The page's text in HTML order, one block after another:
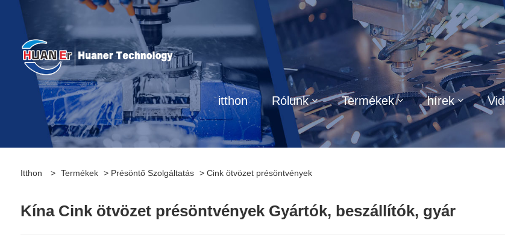
itthon Rólunk Termékek hírek
Itthon > Termékek > Présöntő Szolgáltatás > Cink ötvözet présöntvények
Kína Cink ötvözet présöntvények Gyártók, beszállítók, gyár